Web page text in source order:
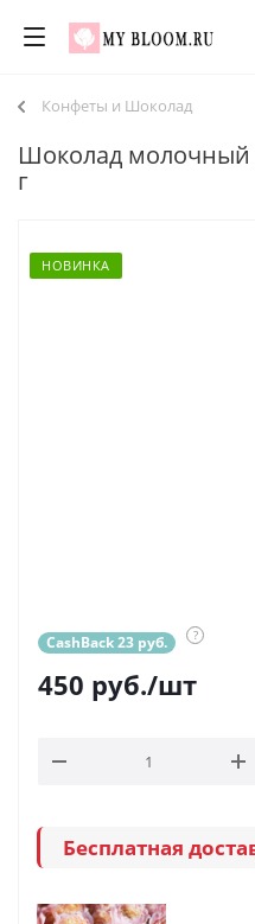
Конфеты и Шоколад
Шоколад молочный
г
НОВИНКА
CashBack 23 руб. ?
450 руб./шт
Бесплатная